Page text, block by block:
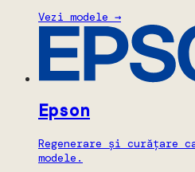
Vezi modele →
Epson
Regenerare și curățare
modele.